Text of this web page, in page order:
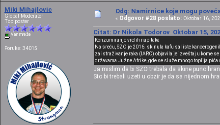
Miki Mihajlovic
Global Moderator
Top poster
Van mreže
Poruke: 34015
Odg: Namirnice koje mogu
« Odgovor #28 poslato: Oktobar 16,
Citat: Dr Nikola Todorov Oktobar 15,
Konzumiranje vrelih napitaka
Na sreću, SZO je 2016. skinula kafu sa liste
za istraživanje raka (IARC) objavila je izveštaj u kome
državama Južne Afrike, gde se služe mnogo toplija
Ja mislim da bi SZO trebala da skine puno
Sto bi trebali uzeti u obzir je da sa nijednom